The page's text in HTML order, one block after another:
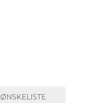
ØNSKELISTE